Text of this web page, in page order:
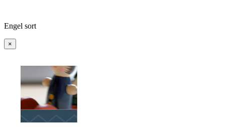
Engel sort
×